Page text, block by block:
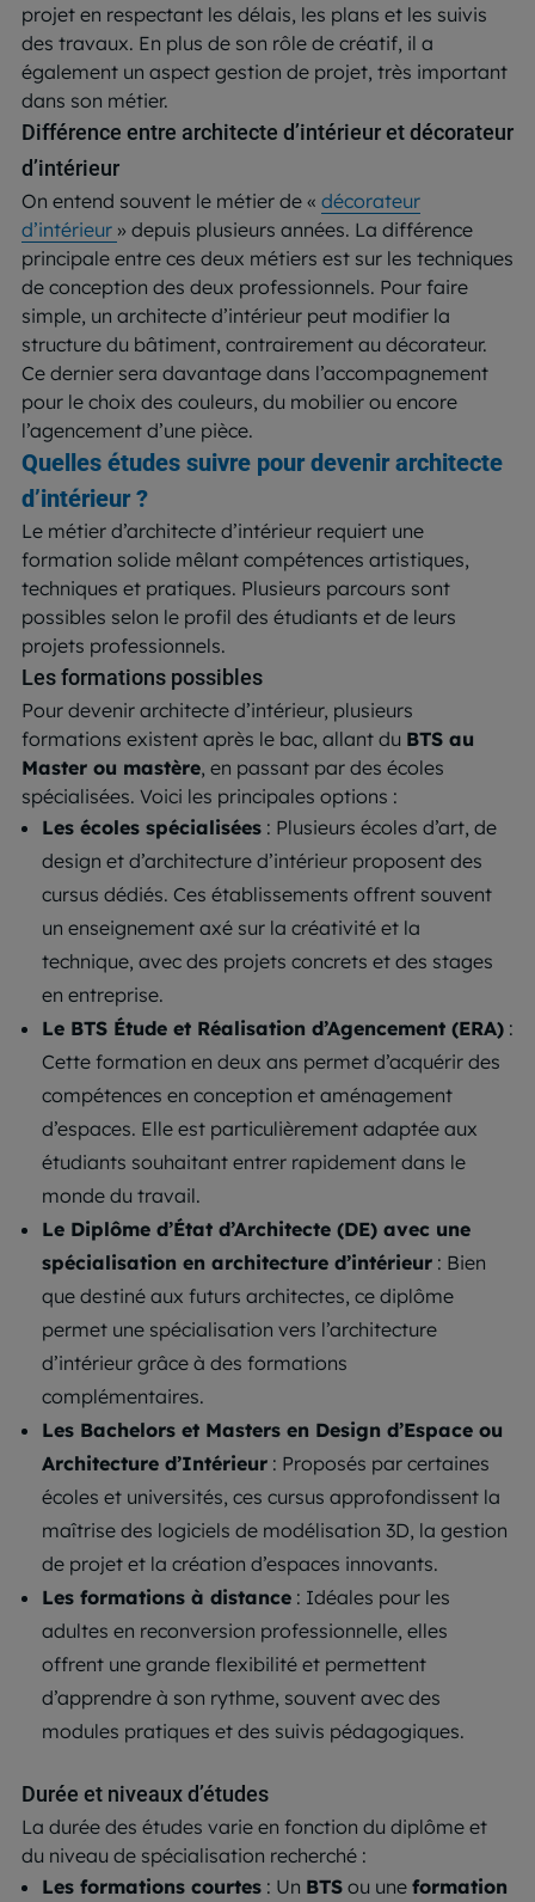
projet en respectant les délais, les plans et les suivis
des travaux. En plus de son rôle de créatif, il a
également un aspect gestion de projet, très important
dans son métier.
Différence entre architecte d’intérieur et décorateur
d’intérieur
On entend souvent le métier de « décorateur
d’intérieur » depuis plusieurs années. La différence
principale entre ces deux métiers est sur les techniques
de conception des deux professionnels. Pour faire
simple, un architecte d’intérieur peut modifier la
structure du bâtiment, contrairement au décorateur.
Ce dernier sera davantage dans l’accompagnement
pour le choix des couleurs, du mobilier ou encore
l’agencement d’une pièce.
Quelles études suivre pour devenir architecte
d’intérieur ?
Le métier d’architecte d’intérieur requiert une
formation solide mêlant compétences artistiques,
techniques et pratiques. Plusieurs parcours sont
possibles selon le profil des étudiants et de leurs
projets professionnels.
Les formations possibles
Pour devenir architecte d’intérieur, plusieurs
formations existent après le bac, allant du BTS au
Master ou mastère, en passant par des écoles
spécialisées. Voici les principales options :
Les écoles spécialisées : Plusieurs écoles d’art, de
design et d’architecture d’intérieur proposent des
cursus dédiés. Ces établissements offrent souvent
un enseignement axé sur la créativité et la
technique, avec des projets concrets et des stages
en entreprise.
Le BTS Étude et Réalisation d’Agencement (ERA) :
Cette formation en deux ans permet d’acquérir des
compétences en conception et aménagement
d’espaces. Elle est particulièrement adaptée aux
étudiants souhaitant entrer rapidement dans le
monde du travail.
Le Diplôme d’État d’Architecte (DE) avec une
spécialisation en architecture d’intérieur : Bien
que destiné aux futurs architectes, ce diplôme
permet une spécialisation vers l’architecture
d’intérieur grâce à des formations
complémentaires.
Les Bachelors et Masters en Design d’Espace ou
Architecture d’Intérieur : Proposés par certaines
écoles et universités, ces cursus approfondissent la
maîtrise des logiciels de modélisation 3D, la gestion
de projet et la création d’espaces innovants.
Les formations à distance : Idéales pour les
adultes en reconversion professionnelle, elles
offrent une grande flexibilité et permettent
d’apprendre à son rythme, souvent avec des
modules pratiques et des suivis pédagogiques.
Durée et niveaux d’études
La durée des études varie en fonction du diplôme et
du niveau de spécialisation recherché :
Les formations courtes : Un BTS ou une formation